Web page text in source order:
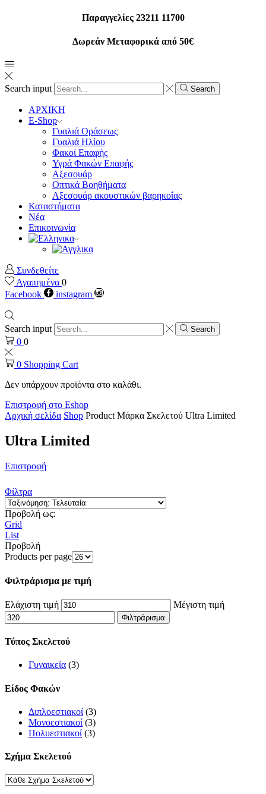
Παραγγελίες 23211 11700
Δωρεάν Μεταφορικά από 50€
Search input Search
ΑΡΧΙΚΗ
E-Shop
Γυαλιά Οράσεως
Γυαλιά Ηλίου
Φακοί Επαφής
Υγρά Φακών Επαφής
Αξεσουάρ
Οπτικά Βοηθήματα
Αξεσουάρ ακουστικών βαρηκοΐας
Καταστήματα
Νέα
Επικοινωνία
Συνδεθείτε
Αγαπημένα 0
Facebook
instagram
Search input Search
0 0
0 Shopping Cart
Δεν υπάρχουν προϊόντα στο καλάθι.
Επιστροφή στο Eshop
Αρχική σελίδα Shop Product Μάρκα Σκελετού Ultra Limited
Ultra Limited
Επιστροφή
Φίλτρα
Προβολή ως:
Grid
List
Προβολή
Products per page
Φιλτράρισμα με τιμή
Ελάχιστη τιμή Μέγιστη τιμή
Φιλτράρισμα
Τύπος Σκελετού
Γυναικεία (3)
Είδος Φακών
Διπλοεστιακοί (3)
Μονοεστιακοί (3)
Πολυεστιακοί (3)
Σχήμα Σκελετού